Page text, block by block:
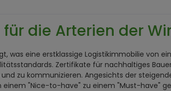
die Arterien der
was eine erstklassige Logistikimmobilie von
Zertifikate für nachhaltiges
zu kommunizieren. Angesichts der
einem "Nice-to-have" zu einem "Must-have"